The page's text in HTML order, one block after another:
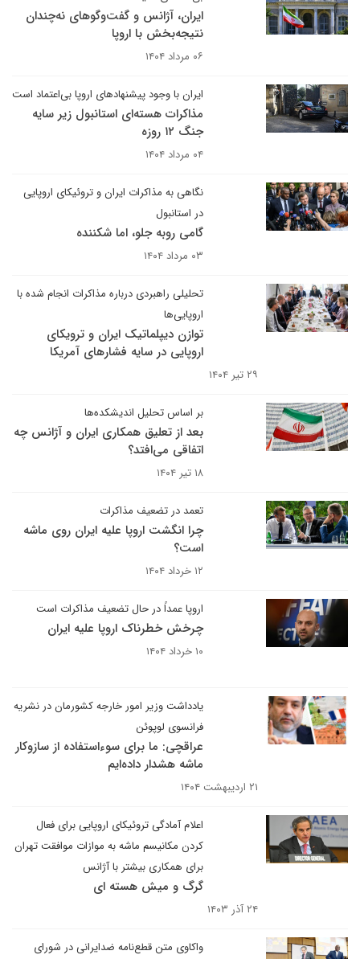
ایران، آژانس و گفت‌وگوهای نه‌چندان
نتیجه‌بخش با اروپا
۰۶ مرداد ۱۴۰۴
ایران با وجود پیشنهادهای اروپا بی‌اعتماد است
مذاکرات هسته‌ای استانبول زیر سایه
جنگ ۱۲ روزه
۰۴ مرداد ۱۴۰۴
نگاهی به مذاکرات ایران و تروئیکای اروپایی
در استانبول
گامی روبه جلو، اما شکننده
۰۳ مرداد ۱۴۰۴
تحلیلی راهبردی درباره مذاکرات انجام شده با
اروپایی‌ها
توازن دیپلماتیک ایران و ترویکای
اروپایی در سایه فشارهای آمریکا
۲۹ تیر ۱۴۰۴
بر اساس تحلیل اندیشکده‌ها
بعد از تعلیق همکاری ایران و آژانس چه
اتفاقی می‌افتد؟
۱۸ تیر ۱۴۰۴
تعمد در تضعیف مذاکرات
چرا انگشت اروپا علیه ایران روی ماشه
است؟
۱۲ خرداد ۱۴۰۴
اروپا عمداً در حال تضعیف مذاکرات است
چرخش خطرناک اروپا علیه ایران
۱۰ خرداد ۱۴۰۴
یادداشت وزیر امور خارجه کشورمان در نشریه
فرانسوی لوپوئن
عراقچی: ما برای سوءاستفاده از سازوکار
ماشه هشدار داده‌ایم
۲۱ اردیبهشت ۱۴۰۴
اعلام آمادگی تروئیکای اروپایی برای فعال
کردن مکانیسم ماشه به موازات موافقت تهران
برای همکاری بیشتر با آژانس
گرگ و میش هسته ای
۲۴ آذر ۱۴۰۳
واکاوی متن قطع‌نامه ضدایرانی در شورای